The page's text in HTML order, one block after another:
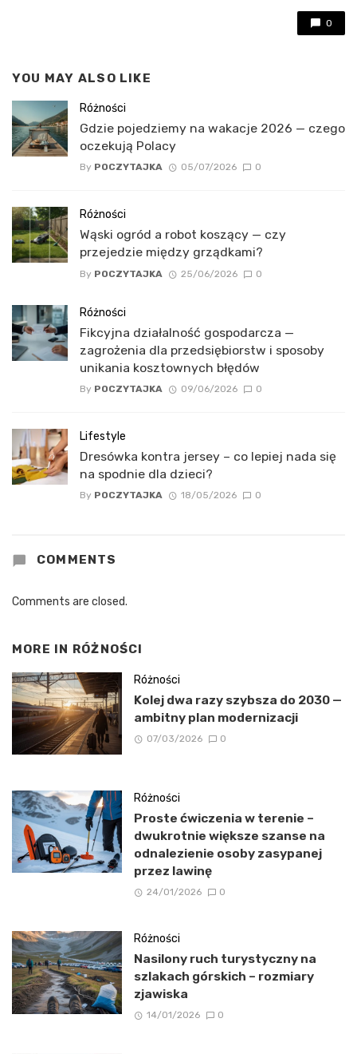
0
YOU MAY ALSO LIKE
Różności
Gdzie pojedziemy na wakacje 2026 — czego
oczekują Polacy
By POCZYTAJKA 05/07/2026 0
Różności
Wąski ogród a robot koszący — czy
przejedzie między grządkami?
By POCZYTAJKA 25/06/2026 0
Różności
Fikcyjna działalność gospodarcza —
zagrożenia dla przedsiębiorstw i sposoby
unikania kosztownych błędów
By POCZYTAJKA 09/06/2026 0
Lifestyle
Dresówka kontra jersey – co lepiej nada się
na spodnie dla dzieci?
By POCZYTAJKA 18/05/2026 0
COMMENTS
Comments are closed.
MORE IN RÓŻNOŚCI
Różności
Kolej dwa razy szybsza do 2030 —
ambitny plan modernizacji
07/03/2026 0
Różności
Proste ćwiczenia w terenie –
dwukrotnie większe szanse na
odnalezienie osoby zasypanej
przez lawinę
24/01/2026 0
Różności
Nasilony ruch turystyczny na
szlakach górskich – rozmiary
zjawiska
14/01/2026 0